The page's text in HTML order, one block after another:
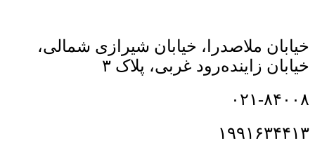
خیابان ملاصدرا، خیابان شیرازی شمالی،
خیابان زاینده‌رود غربی، پلاک ۳
۰۲۱-۸۴۰۰۸
۱۹۹۱۶۳۴۴۱۳